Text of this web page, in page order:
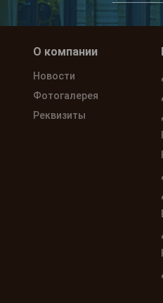
О компании
Новости
Фотогалерея
Реквизиты